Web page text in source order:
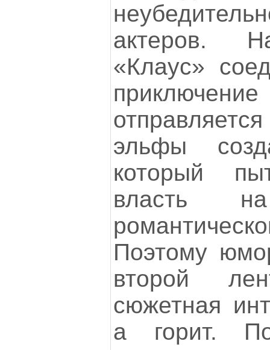
актеров.
«Клаус»
эльфы
который
власть
Поэтому
второй
сюжетная
а горит.